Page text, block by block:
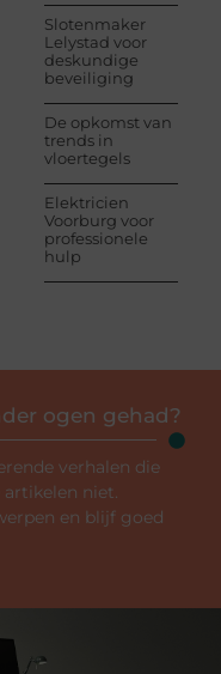
Slotenmaker
Lelystad voor
deskundige
beveiliging
De opkomst van
trends in
vloertegels
Elektricien
Voorburg voor
professionele
hulp
ogen gehad?
verhalen die
niet.
en blijf goed